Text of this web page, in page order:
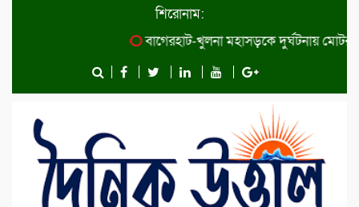
শিরোনাম:
বাগেরহাট-খুলনা মহাসড়কে ‌দুর্ঘটনায়